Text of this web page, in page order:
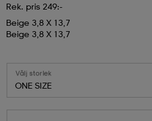
Rek. pris 249:-
Beige 3,8 X 13,7
Beige 3,8 X 13,7
Välj storlek
ONE SIZE